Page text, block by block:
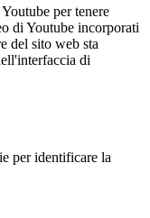
per tenere
di Youtube incorporati
del sito web sta
di
per identificare la